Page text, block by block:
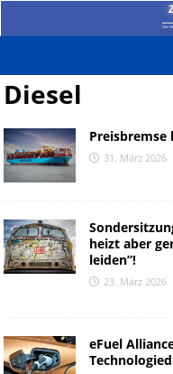
Das
Diesel
31. März 2026
heizt aber
leiden”!
23. März 2026
eFuel